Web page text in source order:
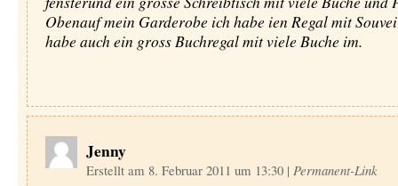
Obenauf mein Garderobe ich habe ien Regal mit
habe auch ein gross Buchregal mit viele Buche im.
Jenny
Erstellt am 8. Februar 2011 um 13:30 | Permanent-Link